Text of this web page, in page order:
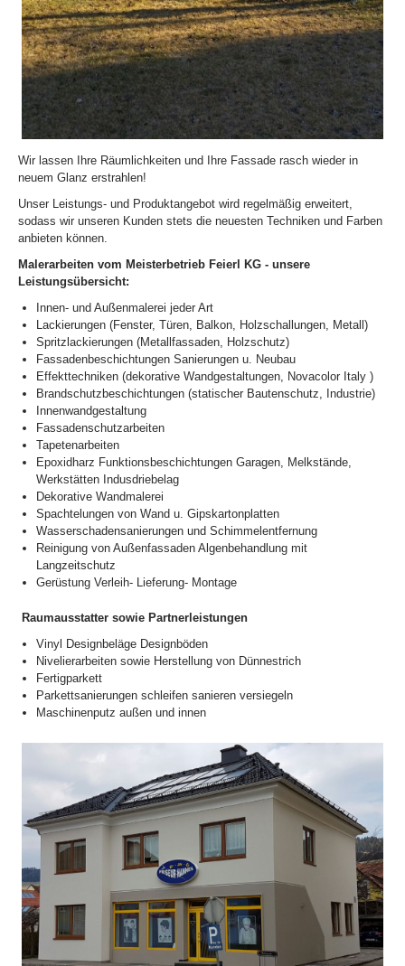
Wir lassen Ihre Räumlichkeiten und Ihre Fassade rasch wieder in
neuem Glanz erstrahlen!
Unser Leistungs- und Produktangebot wird regelmäßig erweitert,
sodass wir unseren Kunden stets die neuesten Techniken und Farben
anbieten können.
Malerarbeiten vom Meisterbetrieb Feierl KG - unsere
Leistungsübersicht:
Innen- und Außenmalerei jeder Art
Lackierungen (Fenster, Türen, Balkon, Holzschallungen, Metall)
Spritzlackierungen (Metallfassaden, Holzschutz)
Fassadenbeschichtungen Sanierungen u. Neubau
Effekttechniken (dekorative Wandgestaltungen, Novacolor Italy )
Brandschutzbeschichtungen (statischer Bautenschutz, Industrie)
Innenwandgestaltung
Fassadenschutzarbeiten
Tapetenarbeiten
Epoxidharz Funktionsbeschichtungen Garagen, Melkstände,
Werkstätten Indusdriebelag
Dekorative Wandmalerei
Spachtelungen von Wand u. Gipskartonplatten
Wasserschadensanierungen und Schimmelentfernung
Reinigung von Außenfassaden Algenbehandlung mit
Langzeitschutz
Gerüstung Verleih- Lieferung- Montage
Raumausstatter sowie Partnerleistungen
Vinyl Designbeläge Designböden
Nivelierarbeiten sowie Herstellung von Dünnestrich
Fertigparkett
Parkettsanierungen schleifen sanieren versiegeln
Maschinenputz außen und innen